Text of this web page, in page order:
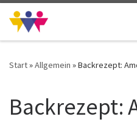
Zum Inhalt springen
Start»Allgemein »Backrezept:
Backrezept: